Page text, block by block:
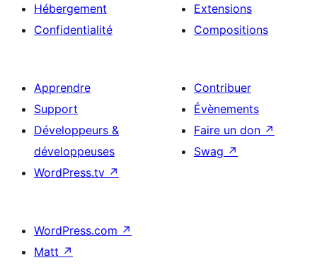
Hébergement
Confidentialité
Extensions
Compositions
Apprendre
Support
Développeurs &
développeuses
WordPress.tv ↗
Contribuer
Évènements
Faire un don ↗
Swag ↗
WordPress.com ↗
Matt ↗